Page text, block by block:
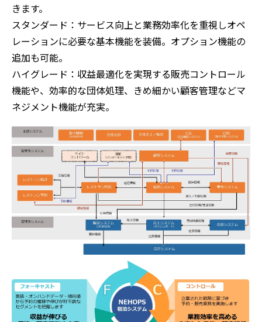
きます。
スタンダード：サービス向上と業務効率化を重視しオペ
レーションに必要な基本機能を装備。オプション機能の
追加も可能。
ハイグレード：収益最適化を実現する販売コントロール
機能や、効率的な団体処理、きめ細かい顧客管理などマ
ネジメント機能が充実。